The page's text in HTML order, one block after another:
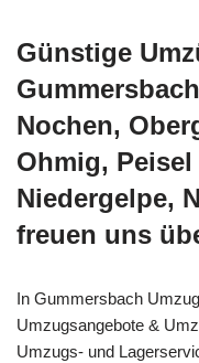
Günstige
Nochen,
Ohmig,
Niedergelpe,
freuen uns
In Gummersbach
Umzugsangebote &
Umzugs- und